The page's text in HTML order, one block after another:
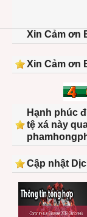
Xin Cảm ơn
Xin Cảm ơn
Hạnh phúc
tệ xá này
Cập nhật